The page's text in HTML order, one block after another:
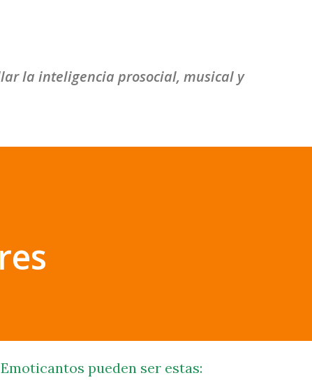
la inteligencia prosocial, musical y
pueden ser estas: